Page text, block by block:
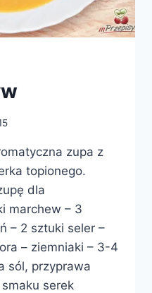
zupa z
topionego.
dla
marchew – 3
– 2 sztuki seler –
– ziemniaki – 3-4
sól, przyprawa
serek